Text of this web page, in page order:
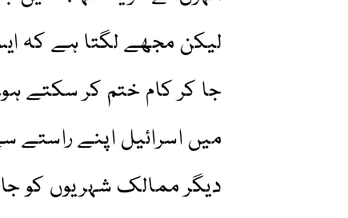
لیکن مجھے لگتا ہے کہ
جا کر کام ختم کر سکتے
میں اسرائیل اپنے راستے
دیگر ممالک شہریوں کو